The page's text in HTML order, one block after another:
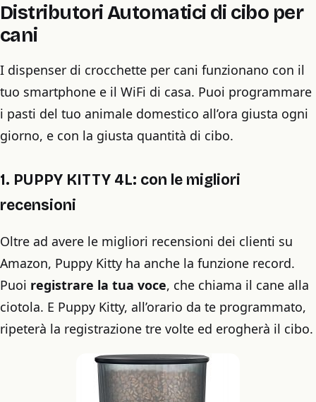
Distributori Automatici di cibo per
cani
I dispenser di crocchette per cani funzionano con il
tuo smartphone e il WiFi di casa. Puoi programmare
i pasti del tuo animale domestico all’ora giusta ogni
giorno, e con la giusta quantità di cibo.
1. PUPPY KITTY 4L: con le migliori
recensioni
Oltre ad avere le migliori recensioni dei clienti su
Amazon, Puppy Kitty ha anche la funzione record.
Puoi registrare la tua voce, che chiama il cane alla
ciotola. E Puppy Kitty, all’orario da te programmato,
ripeterà la registrazione tre volte ed erogherà il cibo.